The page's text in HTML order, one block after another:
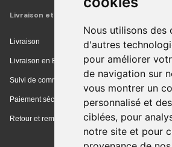
Nous utilisons des
d'autres
pour améliorer
de navigation sur
vous montrer un
personnalisé et
ciblées, pour
notre site et pour
Livraison et achat
Livraison
Livraison en Europe
Suivi de commande
Paiement sécurisé
Retour et remboursement